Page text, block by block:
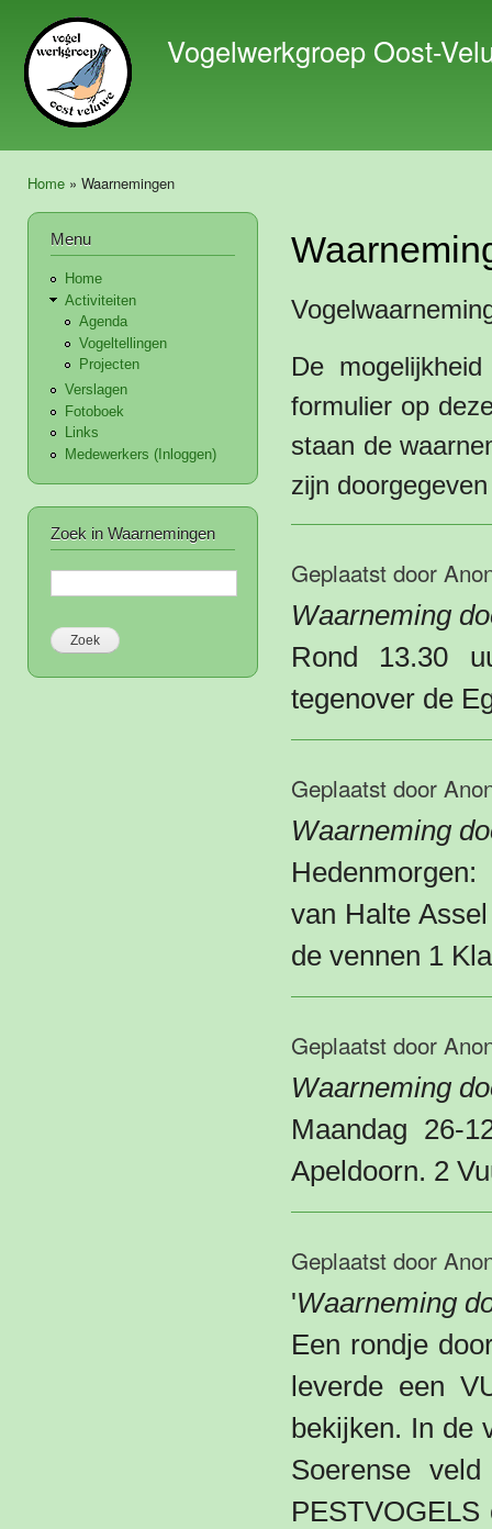
en
de
Vogelwerkgroep Oost-
Home » Waarnemingen
Menu
Home
Activiteiten
Agenda
Vogeltellingen
Projecten
Verslagen
Fotoboek
Links
Medewerkers (Inloggen)
Zoek in Waarnemingen
De
formulier op
staan de
zijn
Geplaatst door
Waarneming
Rond 13.30
tegenover de
Geplaatst door
Waarneming
van Halte
de vennen 1
Geplaatst door
Waarneming
Maandag 26-
Apeldoorn. 2
Geplaatst door
'Waarneming
Een rondje
leverde een
bekijken. In de
Soerense